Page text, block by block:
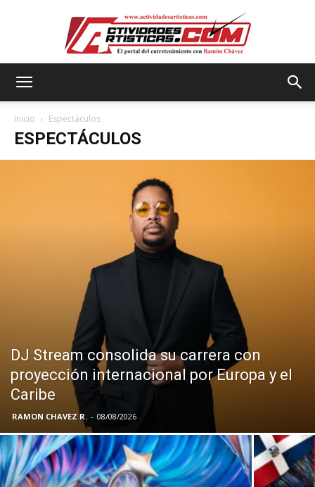
Inicio Espectáculos
ESPECTÁCULOS
DJ Stream consolida su carrera con
proyección internacional por Europa y el
Caribe
RAMON CHAVEZ R. - 08/08/2026